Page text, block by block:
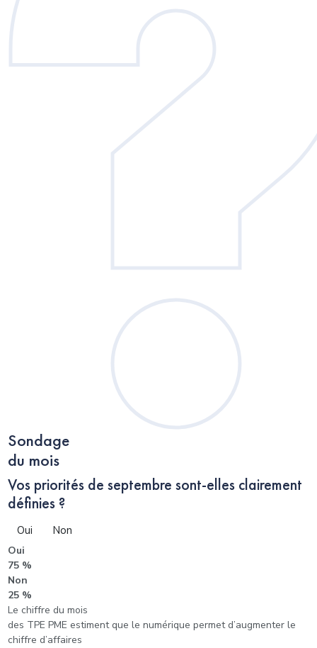
Sondage
du mois
Vos priorités de septembre sont-elles clairement
définies ?
Oui Non
Oui
75 %
Non
25 %
Le chiffre du mois
des TPE PME estiment que le numérique permet d’augmenter le
chiffre d’affaires